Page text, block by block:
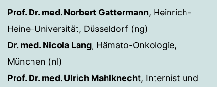
Prof. Dr. med. Norbert Gattermann, Heinrich-
Heine-Universität, Düsseldorf (ng)
Dr. med. Nicola Lang, Hämato-Onkologie,
München (nl)
Prof. Dr. med. Ulrich Mahlknecht, Internist und